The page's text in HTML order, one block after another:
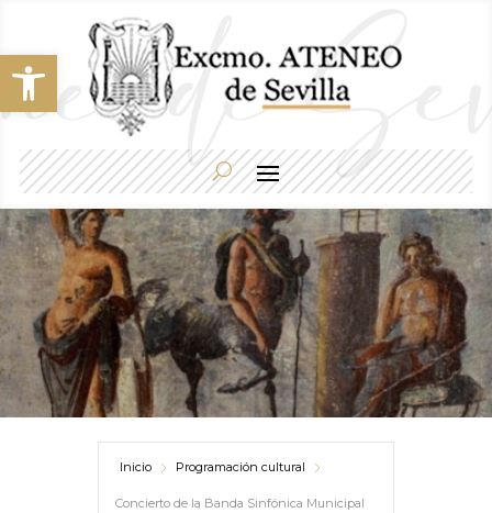
Abrir barra de herramientas
Inicio Programación cultural
Concierto de la Banda Sinfónica Municipal